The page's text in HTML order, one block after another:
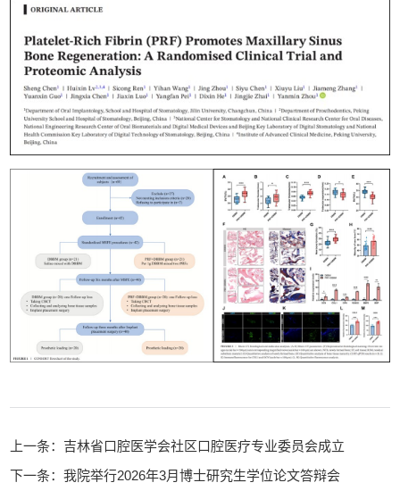
上一条：吉林省口腔医学会社区口腔医疗专业委员会成立
下一条：我院举行2026年3月博士研究生学位论文答辩会